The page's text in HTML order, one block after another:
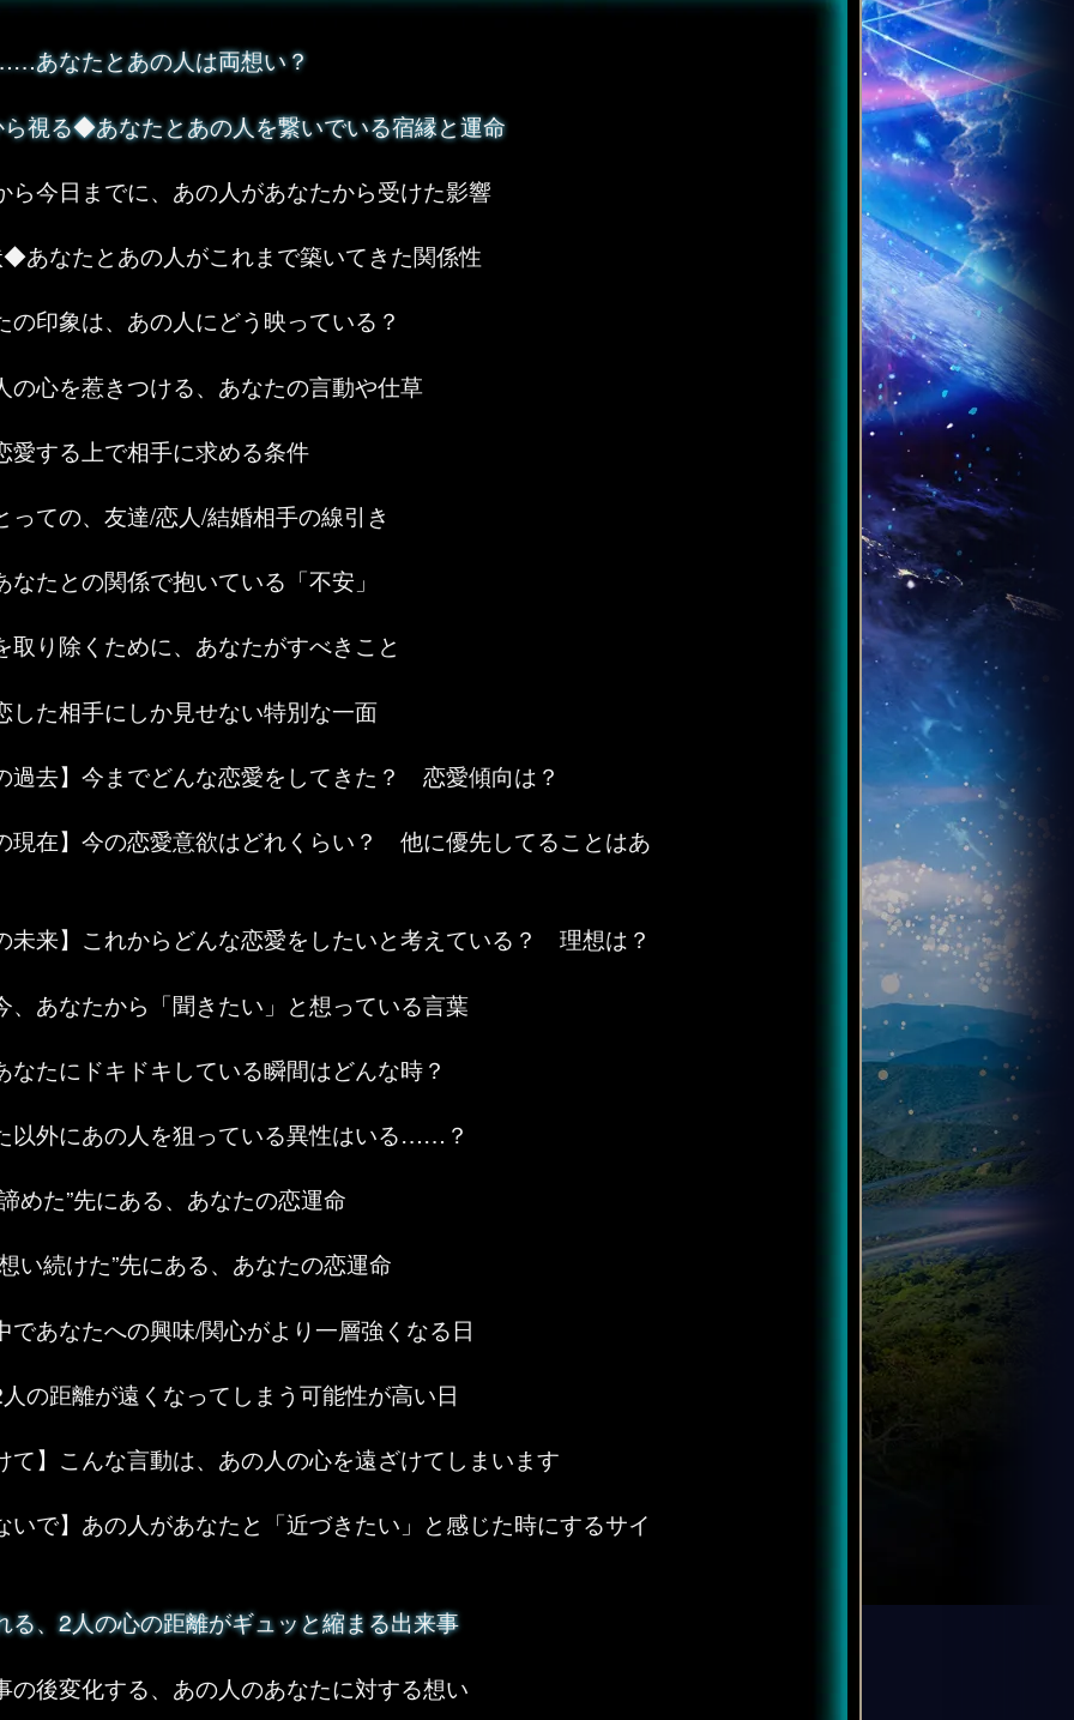
あなたとあの人は両想い？
ら視る◆あなたとあの人を繋いでいる宿縁と運命
ら今日までに、あの人があなたから受けた影響
あなたとあの人がこれまで築いてきた関係性
の印象は、あの人にどう映っている？
の心を惹きつける、あなたの言動や仕草
愛する上で相手に求める条件
っての、友達/恋人/結婚相手の線引き
なたとの関係で抱いている「不安」
取り除くために、あなたがすべきこと
した相手にしか見せない特別な一面
過去】今までどんな恋愛をしてきた？ 恋愛傾向は？
現在】今の恋愛意欲はどれくらい？ 他に優先してることはあ
未来】これからどんな恋愛をしたいと考えている？ 理想は？
、あなたから「聞きたい」と想っている言葉
なたにドキドキしている瞬間はどんな時？
以外にあの人を狙っている異性はいる……？
めた”先にある、あなたの恋運命
い続けた”先にある、あなたの恋運命
であなたへの興味/関心がより一層強くなる日
の距離が遠くなってしまう可能性が高い日
て】こんな言動は、あの人の心を遠ざけてしまいます
いで】あの人があなたと「近づきたい」と感じた時にするサイ
る、2人の心の距離がギュッと縮まる出来事
の後変化する、あの人のあなたに対する想い